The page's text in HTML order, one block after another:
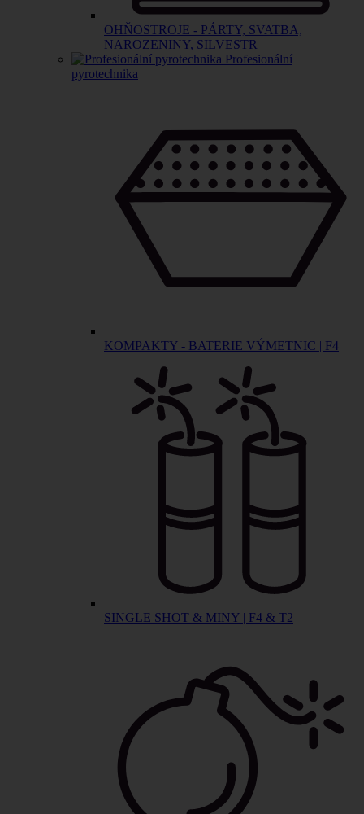
OHŇOSTROJE - PÁRTY, SVATBA,
NAROZENINY, SILVESTR
Profesionální
pyrotechnika
KOMPAKTY - BATERIE VÝMETNIC | F4
SINGLE SHOT & MINY | F4 & T2